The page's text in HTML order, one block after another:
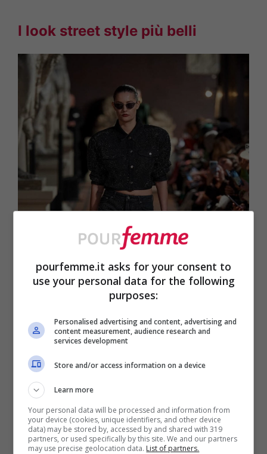
I look street style più belli
Copenaghen Fashion Week: i brand e le nuove tendenze –
Foto instagram @cphrw
Tratagli over epalettedi colori sofisticata,
pourfemme.it asks for your consent to
use your personal data for the following
purposes:
Personalised advertising and content, advertising and
content measurement, audience research and
services development
Store and/or access information on a device
Learn more
Your personal data will be processed and information from
your device (cookies, unique identifiers, and other device
data) may be stored by, accessed by and shared with 319
partners, or used specifically by this site. We and our partners
may use precise geolocation data. List of partners.